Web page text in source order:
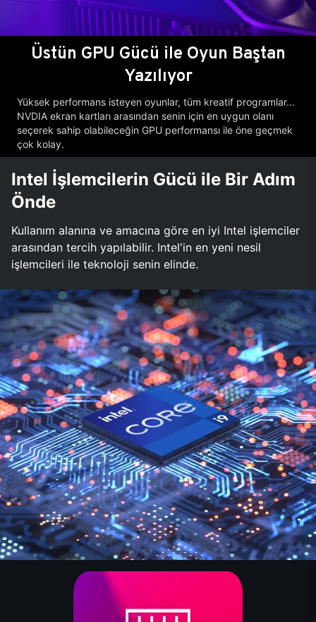
Üstün GPU Gücü ile Oyun Baştan
Yazılıyor
Yüksek performans isteyen oyunlar, tüm kreatif programlar...
NVDIA ekran kartları arasından senin için en uygun olanı
seçerek sahip olabileceğin GPU performansı ile öne geçmek
çok kolay.
Intel İşlemcilerin Gücü ile Bir Adım
Önde
Kullanım alanına ve amacına göre en iyi Intel işlemciler
arasından tercih yapılabilir. Intel'in en yeni nesil
işlemcileri ile teknoloji senin elinde.